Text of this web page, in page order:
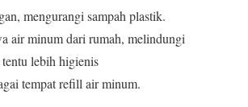
mengurangi sampah plastik.
air minum dari rumah, melindungi
tentu lebih higienis
tempat refill air minum.